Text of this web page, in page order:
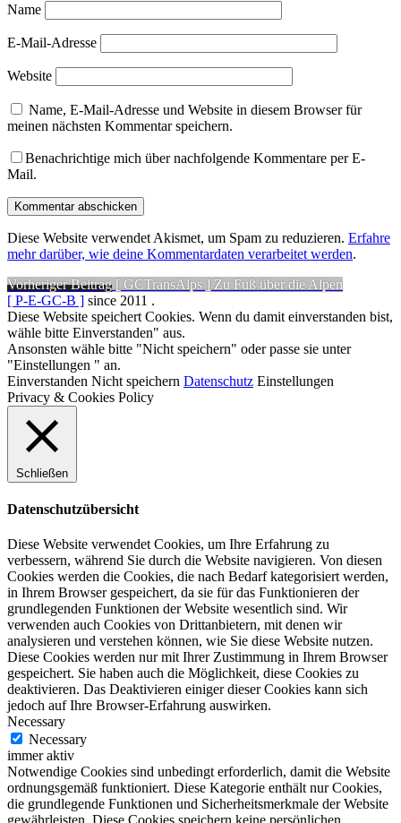
Name
E-Mail-Adresse
Website
Name, E-Mail-Adresse und Website in diesem Browser für
meinen nächsten Kommentar speichern.
Benachrichtige mich über nachfolgende Kommentare per E-
Mail.
Diese Website verwendet Akismet, um Spam zu reduzieren. Erfahre
mehr darüber, wie deine Kommentardaten verarbeitet werden.
Beitragsnavigation
Vorheriger Beitrag Vorheriger
Beitrag:
[ GCTransAlps ] Zu Fuß über die Alpen
[ P-E-GC-B ] since 2011 .
Diese Website speichert Cookies. Wenn du damit einverstanden bist,
wähle bitte Einverstanden" aus.
Ansonsten wähle bitte "Nicht speichern" oder passe sie unter
"Einstellungen " an.
Einverstanden Nicht speichern Datenschutz Einstellungen
Privacy & Cookies Policy
Schließen
Datenschutzübersicht
Diese Website verwendet Cookies, um Ihre Erfahrung zu
verbessern, während Sie durch die Website navigieren. Von diesen
Cookies werden die Cookies, die nach Bedarf kategorisiert werden,
in Ihrem Browser gespeichert, da sie für das Funktionieren der
grundlegenden Funktionen der Website wesentlich sind. Wir
verwenden auch Cookies von Drittanbietern, mit denen wir
analysieren und verstehen können, wie Sie diese Website nutzen.
Diese Cookies werden nur mit Ihrer Zustimmung in Ihrem Browser
gespeichert. Sie haben auch die Möglichkeit, diese Cookies zu
deaktivieren. Das Deaktivieren einiger dieser Cookies kann sich
jedoch auf Ihre Browser-Erfahrung auswirken.
Necessary
Necessary
immer aktiv
Notwendige Cookies sind unbedingt erforderlich, damit die Website
ordnungsgemäß funktioniert. Diese Kategorie enthält nur Cookies,
die grundlegende Funktionen und Sicherheitsmerkmale der Website